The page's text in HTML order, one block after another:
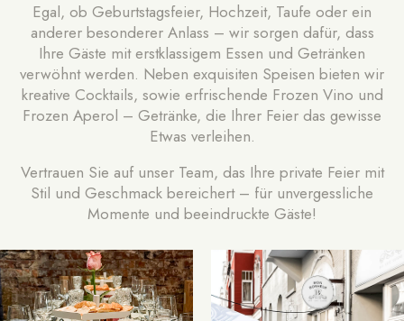
Egal, ob Geburtstagsfeier, Hochzeit, Taufe oder ein
anderer besonderer Anlass – wir sorgen dafür, dass
Ihre Gäste mit erstklassigem Essen und Getränken
verwöhnt werden. Neben exquisiten Speisen bieten wir
kreative Cocktails, sowie erfrischende Frozen Vino und
Frozen Aperol – Getränke, die Ihrer Feier das gewisse
Etwas verleihen.
Vertrauen Sie auf unser Team, das Ihre private Feier mit
Stil und Geschmack bereichert – für unvergessliche
Momente und beeindruckte Gäste!